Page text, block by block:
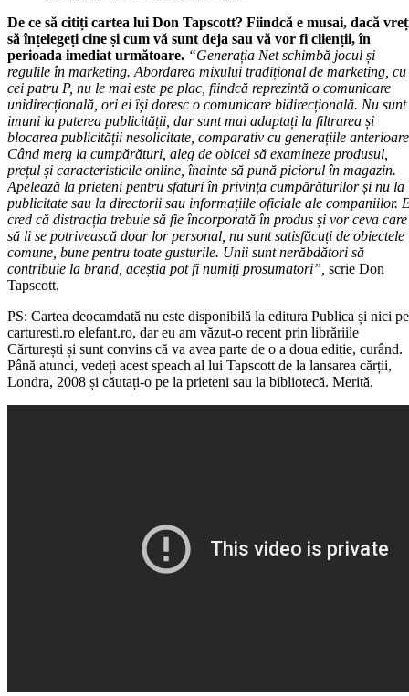
De ce să citiți cartea lui Don Tapscott? Fiindcă e musai, dacă
să înțelegeți cine și cum vă sunt deja sau vă vor fi clienții, în
perioada imediat următoare. “Generația Net schimbă jocul și
regulile în marketing. Abordarea mixului tradițional de marketing, cu
cei patru P, nu le mai este pe plac, fiindcă reprezintă o comunicare
unidirecțională, ori ei își doresc o comunicare bidirecțională. Nu sunt
imuni la puterea publicității, dar sunt mai adaptați la filtrarea și
blocarea publicității nesolicitate, comparativ cu generațiile
Când merg la cumpărături, aleg de obicei să examineze produsul,
prețul și caracteristicile online, înainte să pună piciorul în magazin.
Apelează la prieteni pentru sfaturi în privința cumpărăturilor și nu la
publicitate sau la directorii sau informațiile oficiale ale companiilor.
cred că distracția trebuie să fie încorporată în produs și vor ceva care
să li se potrivească doar lor personal, nu sunt satisfăcuți de obiectele
comune, bune pentru toate gusturile. Unii sunt nerăbdători să
contribuie la brand, aceștia pot fi numiți prosumatori”, scrie Don
Tapscott.
PS: Cartea deocamdată nu este disponibilă la editura Publica și nici pe
carturesti.ro elefant.ro, dar eu am văzut-o recent prin librăriile
Cărturești și sunt convins că va avea parte de o a doua ediție, curând.
Până atunci, vedeți acest speach al lui Tapscott de la lansarea cărții,
Londra, 2008 și căutați-o pe la prieteni sau la bibliotecă. Merită.